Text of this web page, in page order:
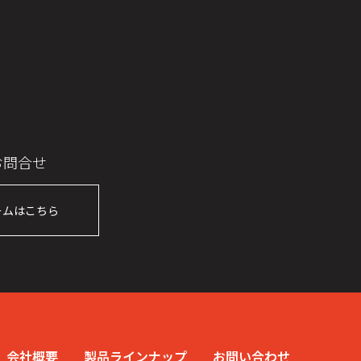
合せ
はこちら
会社概要 製品ラインナップ お問い合わせ